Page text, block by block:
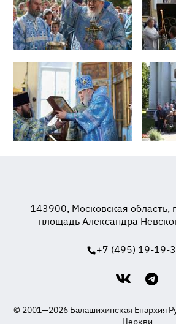
143900, Московская область,
площадь Александра
+7 (495) 19-19-
© 2001—2026 Балашихинская Епархия
Церкви